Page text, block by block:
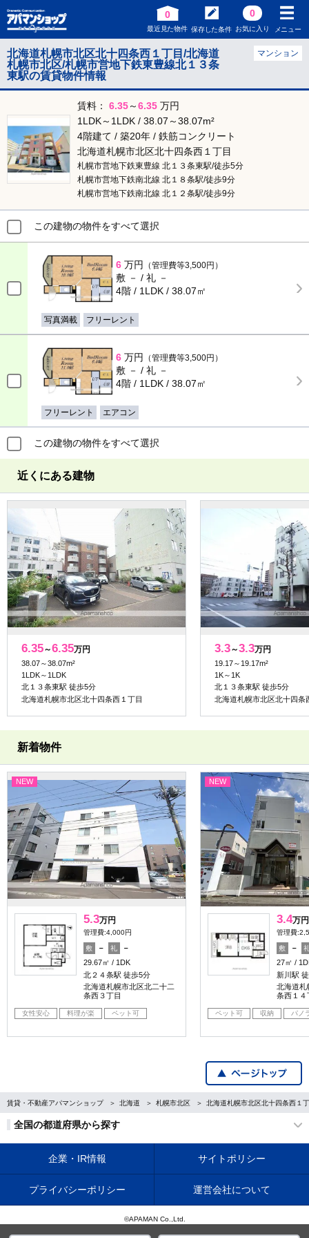
0
最近見た物件 保存した条件
0
お気に入り メニュー
北海道札幌市北区北十四条西１丁目/北海道
札幌市北区/札幌市営地下鉄東豊線北１３条
東駅の賃貸物件情報
マンション
賃料： 6.35～6.35 万円
1LDK～1LDK / 38.07～38.07m²
4階建て / 築20年 / 鉄筋コンクリート
北海道札幌市北区北十四条西１丁目
札幌市営地下鉄東豊線 北１３条東駅/徒歩5分
札幌市営地下鉄南北線 北１８条駅/徒歩9分
札幌市営地下鉄南北線 北１２条駅/徒歩9分
この建物の物件をすべて選択
6 万円 （管理費等3,500円）
敷 － / 礼 －
4階 / 1LDK / 38.07㎡
写真満載 フリーレント
6 万円 （管理費等3,500円）
敷 － / 礼 －
4階 / 1LDK / 38.07㎡
フリーレント エアコン
この建物の物件をすべて選択
近くにある建物
6.35～6.35万円
38.07～38.07m²
1LDK～1LDK
北１３条東駅 徒歩5分
北海道札幌市北区北十四条西１丁目
3.3～3.3万円
19.17～19.17m²
1K～1K
北１３条東駅 徒歩5分
北海道札幌市北区北十四条
新着物件
NEW
5.3万円
管理費:4,000円
敷 － 礼
－
29.67㎡
1DK
北２４条駅 徒歩5分
北海道札幌市北区北二十二
条西３丁目
女性安心 料理が楽 ペット可
NEW
3.4万円
管理費
敷 －
27㎡
新川駅
北海道札
条西１４
ペット可 収納 パノ
賃貸・不動産アパマンショップ 北海道 札幌市北区 北海道札幌市北区北十四条西１
全国の都道府県から探す
企業・IR情報 サイトポリシー
プライバシーポリシー 運営会社について
©APAMAN Co.,Ltd.